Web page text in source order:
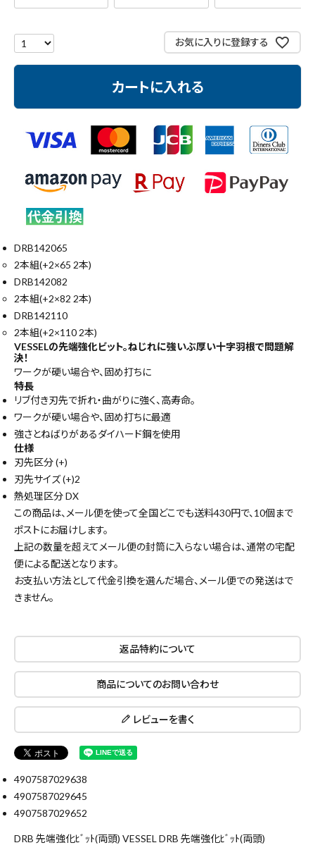
コンテンツ
close
お気に入りに登録する
カートに入れる
DRB142065
2本組(+2×65 2本)
DRB142082
2本組(+2×82 2本)
DRB142110
2本組(+2×110 2本)
VESSELの先端強化ビット。ねじれに強いぶ厚い十字羽根で問題解
決！
ワークが硬い場合や、固め打ちに
特長
リブ付き刃先で折れ・曲がりに強く、高寿命。
ワークが硬い場合や、固め打ちに最適
強さとねばりがあるダイハード鋼を使用
仕様
刃先区分 (+)
刃先サイズ (+)2
熱処理区分 DX
この商品は、メール便を使って全国どこでも送料430円で、 10個まで
ポストにお届けします。
上記の数量を超えてメール便の封筒に入らない場合は、通常の宅配
便による配送となります。
お支払い方法として代金引換を選んだ場合、メール便での発送はで
きません。
返品特約について
商品についてのお問い合わせ
レビューを書く
4907587029638
4907587029645
4907587029652
DRB 先端強化ﾋﾞｯﾄ(両頭) VESSEL DRB 先端強化ﾋﾞｯﾄ(両頭)